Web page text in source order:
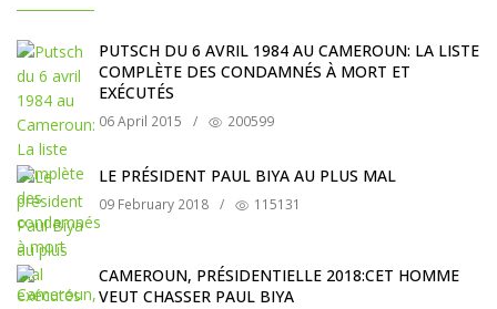
PUTSCH DU 6 AVRIL 1984 AU CAMEROUN: LA LISTE
COMPLÈTE DES CONDAMNÉS À MORT ET
EXÉCUTÉS
06 April 2015 / 200599
LE PRÉSIDENT PAUL BIYA AU PLUS MAL
09 February 2018 / 115131
CAMEROUN, PRÉSIDENTIELLE 2018:CET HOMME
VEUT CHASSER PAUL BIYA